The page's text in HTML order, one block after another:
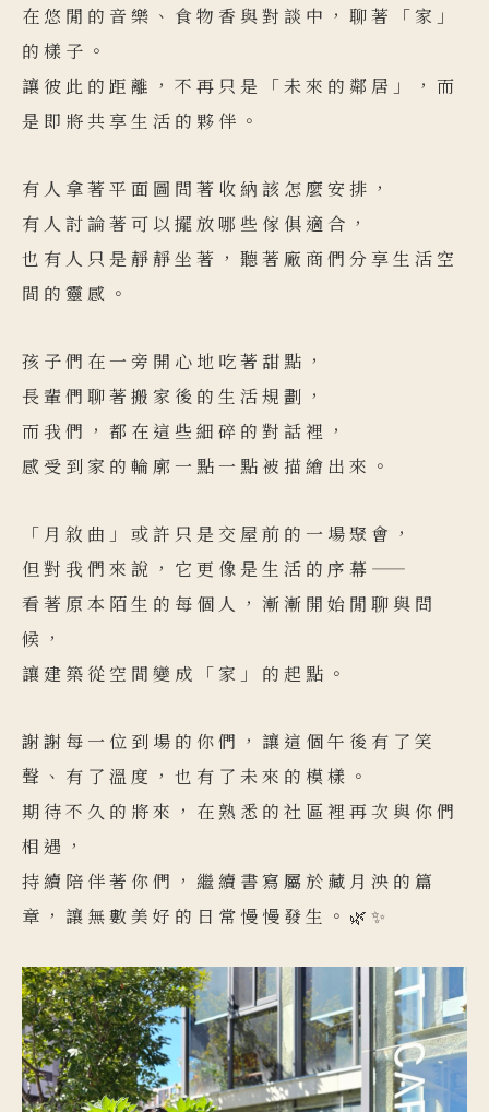
在悠閒的音樂、食物香與對談中，聊著「家」
的樣子。
讓彼此的距離，不再只是「未來的鄰居」，而
是即將共享生活的夥伴。
有人拿著平面圖問著收納該怎麼安排，
有人討論著可以擺放哪些傢俱適合，
也有人只是靜靜坐著，聽著廠商們分享生活空
間的靈感。
孩子們在一旁開心地吃著甜點，
長輩們聊著搬家後的生活規劃，
而我們，都在這些細碎的對話裡，
感受到家的輪廓一點一點被描繪出來。
「月敘曲」或許只是交屋前的一場聚會，
但對我們來說，它更像是生活的序幕——
看著原本陌生的每個人，漸漸開始閒聊與問
候，
讓建築從空間變成「家」的起點。
謝謝每一位到場的你們，讓這個午後有了笑
聲、有了溫度，也有了未來的模樣。
期待不久的將來，在熟悉的社區裡再次與你們
相遇，
持續陪伴著你們，繼續書寫屬於藏月泱的篇
章，讓無數美好的日常慢慢發生。🌿✨